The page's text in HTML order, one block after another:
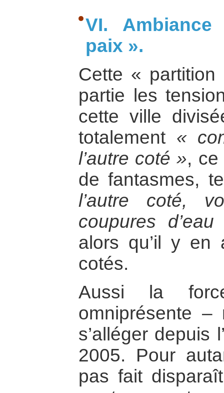
VI.
paix ».
Cette «
partie les
cette ville
totalement «
l’autre coté », ce
de fantasmes,
l’autre coté,
coupures
alors qu’il y en
cotés.
Aussi la
omniprésente
s’alléger depuis
2005. Pour
pas fait